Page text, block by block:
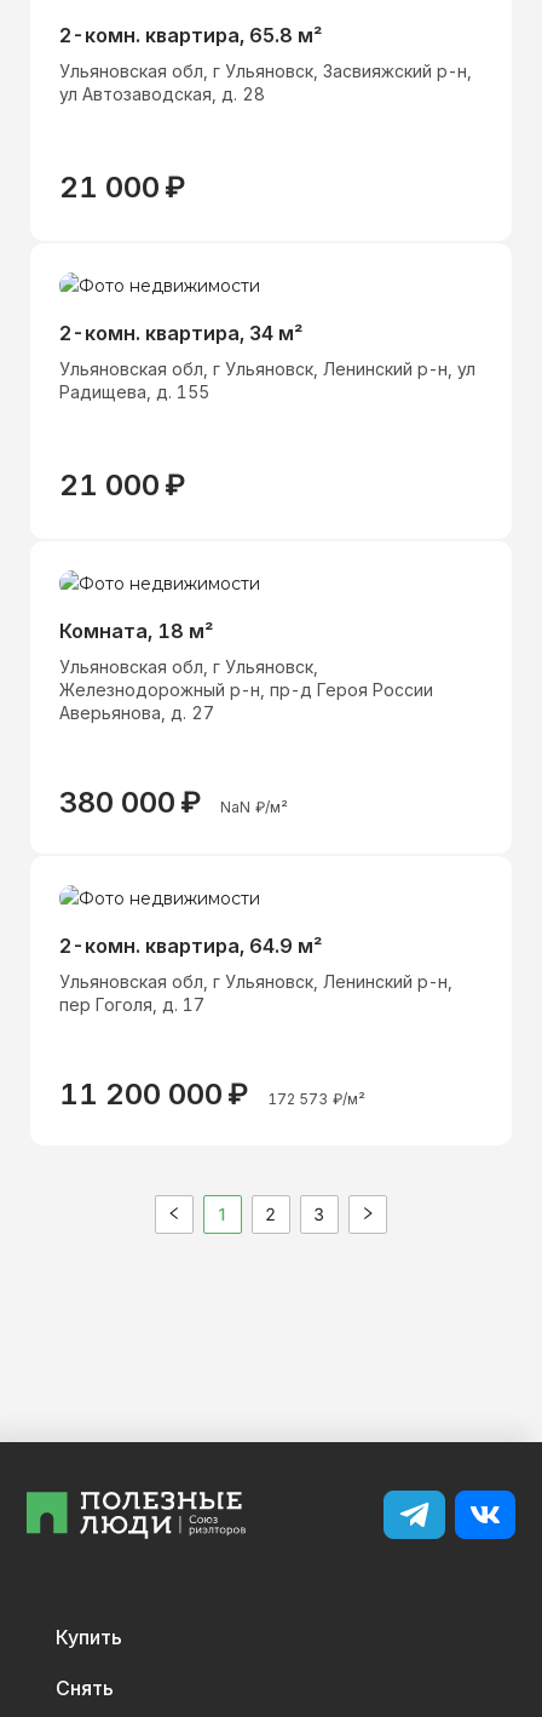
2-комн. квартира, 65.8 м²
Ульяновская обл, г Ульяновск, Засвияжский р-н,
ул Автозаводская, д. 28
21 000 ₽
2-комн. квартира, 34 м²
Ульяновская обл, г Ульяновск, Ленинский р-н, ул
Радищева, д. 155
21 000 ₽
Комната, 18 м²
Ульяновская обл, г Ульяновск,
Железнодорожный р-н, пр-д Героя России
Аверьянова, д. 27
380 000 ₽ NaN ₽/м²
2-комн. квартира, 64.9 м²
Ульяновская обл, г Ульяновск, Ленинский р-н,
пер Гоголя, д. 17
11 200 000 ₽ 172 573 ₽/м²
1 2 3
Купить
Снять